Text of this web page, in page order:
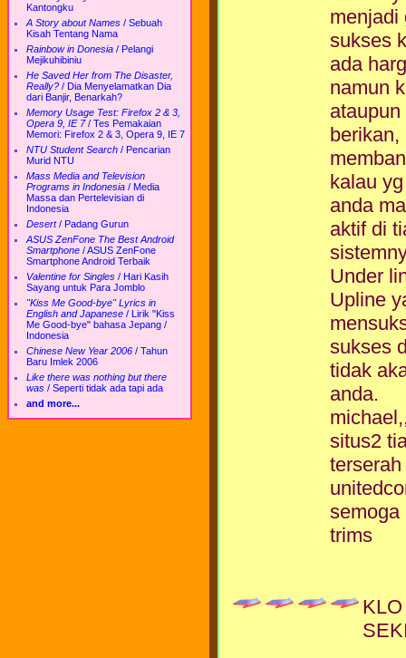
Kantongku
A Story about Names / Sebuah
Kisah Tentang Nama
Rainbow in Donesia / Pelangi
Mejikuhibiniu
He Saved Her from The Disaster,
Really? / Dia Menyelamatkan Dia
dari Banjir, Benarkah?
Memory Usage Test: Firefox 2 & 3,
Opera 9, IE 7/ Tes Pemakaian
Memori: Firefox 2 & 3, Opera 9, IE 7
NTU Student Search / Pencarian
Murid NTU
Mass Media and Television
Programs in Indonesia / Media
Massa dan Pertelevisian di
Indonesia
Desert/ Padang Gurun
ASUS ZenFone The Best Android
Smartphone /ASUS ZenFone
Smartphone Android Terbaik
Valentine for Singles / Hari Kasih
Sayang untuk Para Jomblo
"Kiss Me Good-bye" Lyrics in
English and Japanese / Lirik "Kiss
Me Good-bye" bahasa Jepang /
Indonesia
Chinese New Year 2006 / Tahun
Baru Imlek 2006
Like there was nothing but there
was / Seperti tidak ada tapi ada
and more...
menjadi
sukses
ada
namun
kalau
anda
aktif di
Under
Upline
sukses
tidak
anda.
situs2
semoga
trims